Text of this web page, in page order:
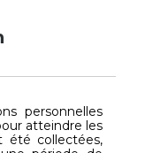
personnelles
atteindre les
été collectées,